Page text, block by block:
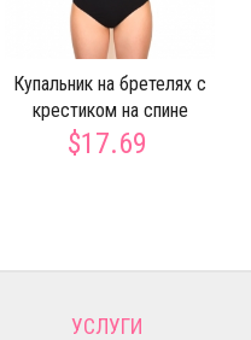
Купальник на бретелях с
крестиком на спине
$17.69
УСЛУГИ